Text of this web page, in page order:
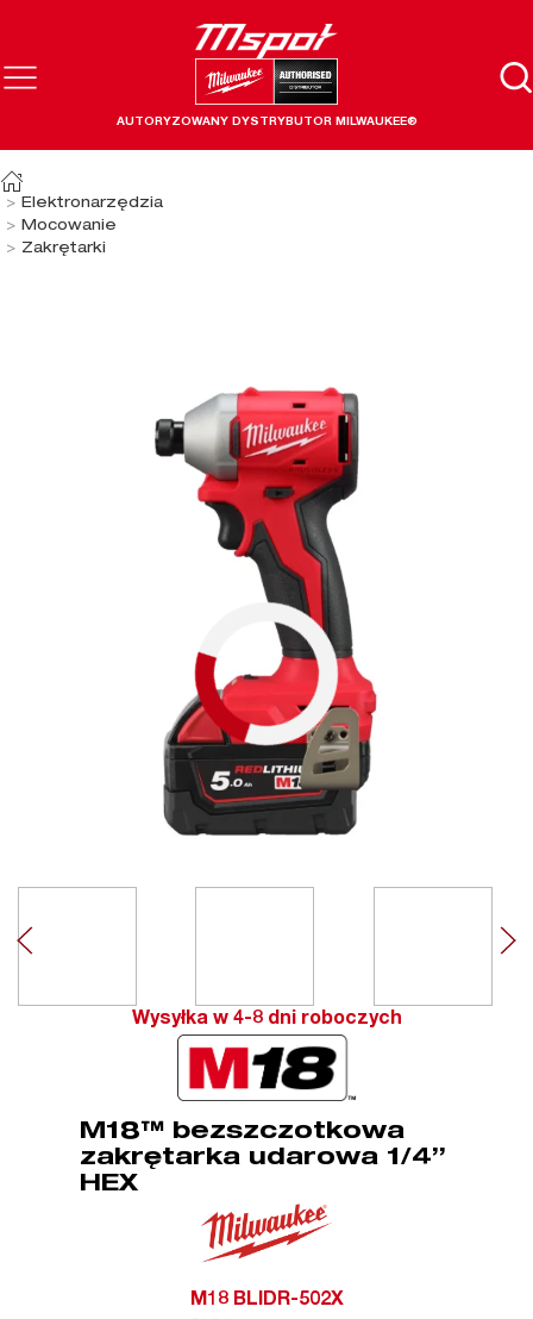
AUTORYZOWANY DYSTRYBUTOR MILWAUKEE®
Elektronarzędzia
Mocowanie
Zakrętarki
Wysyłka w 4-8 dni roboczych
M18™ bezszczotkowa
zakrętarka udarowa 1/4”
HEX
M18 BLIDR-502X